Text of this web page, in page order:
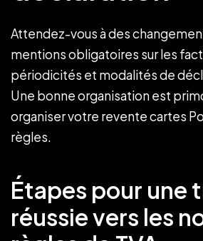
Attendez-vous à des
mentions obligatoires sur les
périodicités et modalités de
Une bonne organisation est
organiser votre revente cartes
règles.
Étapes pour une
réussie vers les